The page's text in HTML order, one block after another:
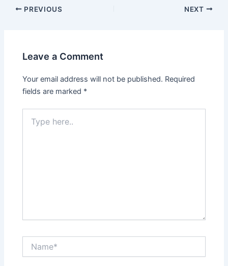
PREVIOUS NEXT
Leave a Comment
Your email address will not be published. Required
fields are marked *
here..